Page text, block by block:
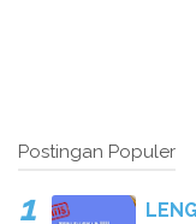
Postingan Populer